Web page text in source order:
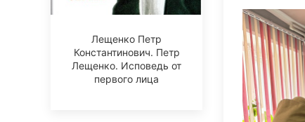
Лещенко Петр
Константинович. Петр
Лещенко. Исповедь от
первого лица